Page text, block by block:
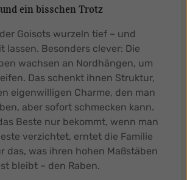
ein bisschen Trotz
Goisots wurzeln tief – und
lassen. Besonders clever: Die
wachsen an Nordhängen, um
Das schenkt ihnen Struktur,
eigenwilligen Charme, den man
aber sofort schmecken kann.
Beste nur bekommt, wenn man
verzichtet, erntet die Familie
das, was ihren hohen Maßstäben
bleibt – den Raben.